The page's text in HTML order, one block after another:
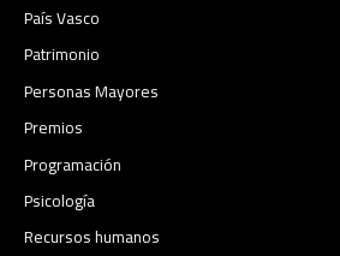
País Vasco
Patrimonio
Personas Mayores
Premios
Programación
Psicología
Recursos humanos